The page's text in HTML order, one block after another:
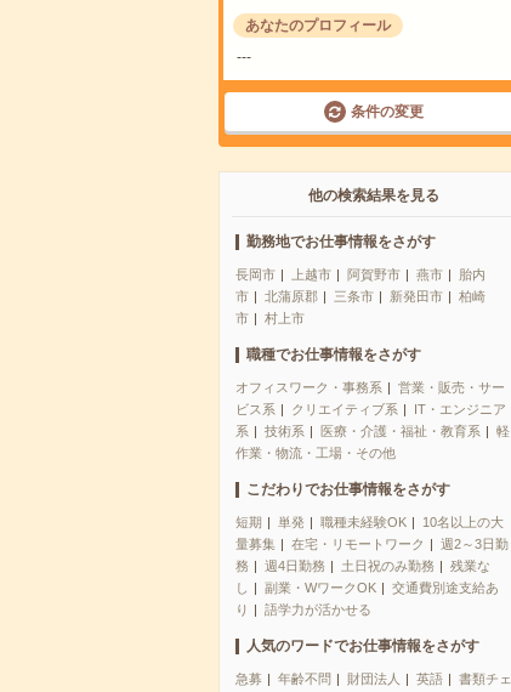
あなたのプロフィール
---
条件の変更
他の検索結果を見る
勤務地でお仕事情報をさがす
長岡市 上越市 阿賀野市 燕市
胎内
市
北蒲原郡 三条市 新発田市
柏崎
市
村上市
職種でお仕事情報をさがす
オフィスワーク・事務系
営業・販売・サー
ビス系
クリエイティブ系
IT・エンジニア
系
技術系 医療・介護・福祉・教育系
軽
作業・物流・工場・その他
こだわりでお仕事情報をさがす
短期 単発 職種未経験OK
10名以上の大
量募集
在宅・リモートワーク
週2～3日勤
務
週4日勤務 土日祝のみ勤務
残業な
し
副業・WワークOK
交通費別途支給あ
り
語学力が活かせる
人気のワードでお仕事情報をさがす
急募 年齢不問 財団法人 英語
書類チェ